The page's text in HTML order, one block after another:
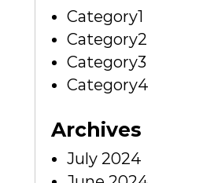
Category1
Category2
Category3
Category4
Archives
July 2024